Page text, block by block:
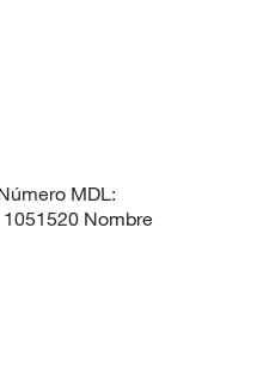
MDL:
Nombre